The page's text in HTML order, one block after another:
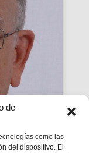
de
como las
del dispositivo. El